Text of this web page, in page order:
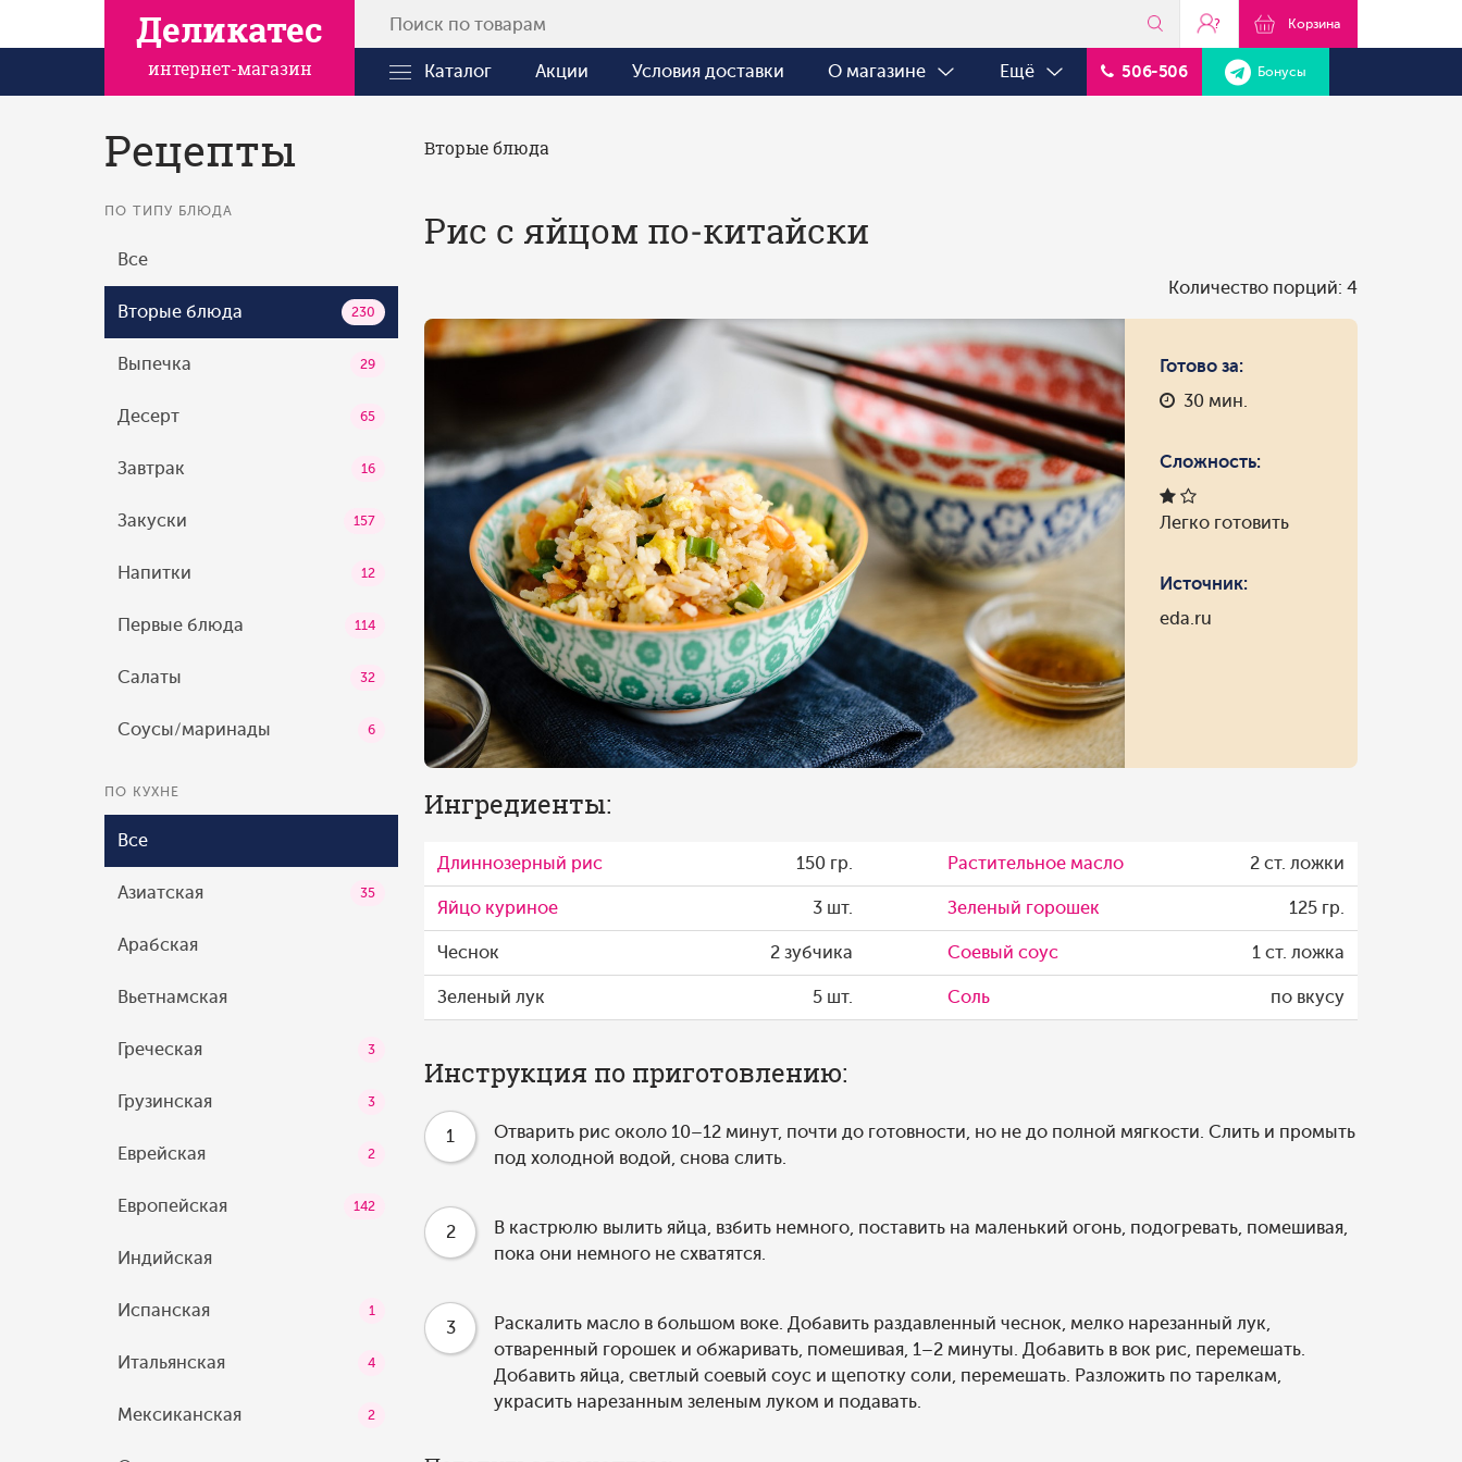
Деликатес
интернет-магазин
? Корзина
Каталог Акции Условия доставки О магазине Ещё 506-506 Бонусы
Рецепты
ПО ТИПУ БЛЮДА
Все
Вторые блюда 230
Выпечка 29
Десерт 65
Завтрак 16
Закуски 157
Напитки 12
Первые блюда 114
Салаты 32
Соусы/маринады 6
ПО КУХНЕ
Все
Азиатская 35
Арабская
Вьетнамская
Греческая 3
Грузинская 3
Еврейская 2
Европейская 142
Индийская
Испанская 1
Итальянская 4
Мексиканская 2
Вторые блюда
Рис с яйцом по‑китайски
Количество порций: 4
Готово за:
30 мин.
Сложность:
Легко готовить
Источник:
eda.ru
Ингредиенты:
Длиннозерный рис 150 гр. Растительное масло 2 ст. ложки
Яйцо куриное 3 шт. Зеленый горошек 125 гр.
Чеснок 2 зубчика Соевый соус 1 ст. ложка
Зеленый лук 5 шт. Соль по вкусу
Инструкция по приготовлению:
1
Отварить рис около 10–12 минут, почти до готовности, но не до полной мягкости. Слить и промыть
под холодной водой, снова слить.
2
В кастрюлю вылить яйца, взбить немного, поставить на маленький огонь, подогревать, помешивая,
пока они немного не схватятся.
3
Раскалить масло в большом воке. Добавить раздавленный чеснок, мелко нарезанный лук,
отваренный горошек и обжаривать, помешивая, 1–2 минуты. Добавить в вок рис, перемешать.
Добавить яйца, светлый соевый соус и щепотку соли, перемешать. Разложить по тарелкам,
украсить нарезанным зеленым луком и подавать.